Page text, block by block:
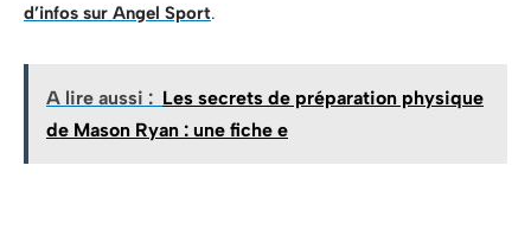
d’infos sur Angel Sport.
A lire aussi : Les secrets de préparation physique
de Mason Ryan : une fiche e